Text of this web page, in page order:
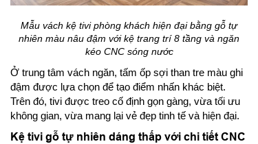
Mẫu vách kệ tivi phòng khách hiện đại bằng gỗ tự
nhiên màu nâu đậm với kệ trang trí 8 tầng và ngăn
kéo CNC sóng nước
Ở trung tâm vách ngăn, tấm ốp sợi than tre màu ghi
đậm được lựa chọn để tạo điểm nhấn khác biệt.
Trên đó, tivi được treo cố định gọn gàng, vừa tối ưu
không gian, vừa mang lại vẻ đẹp tinh tế và hiện đại.
Kệ tivi gỗ tự nhiên dáng thấp với chi tiết CNC